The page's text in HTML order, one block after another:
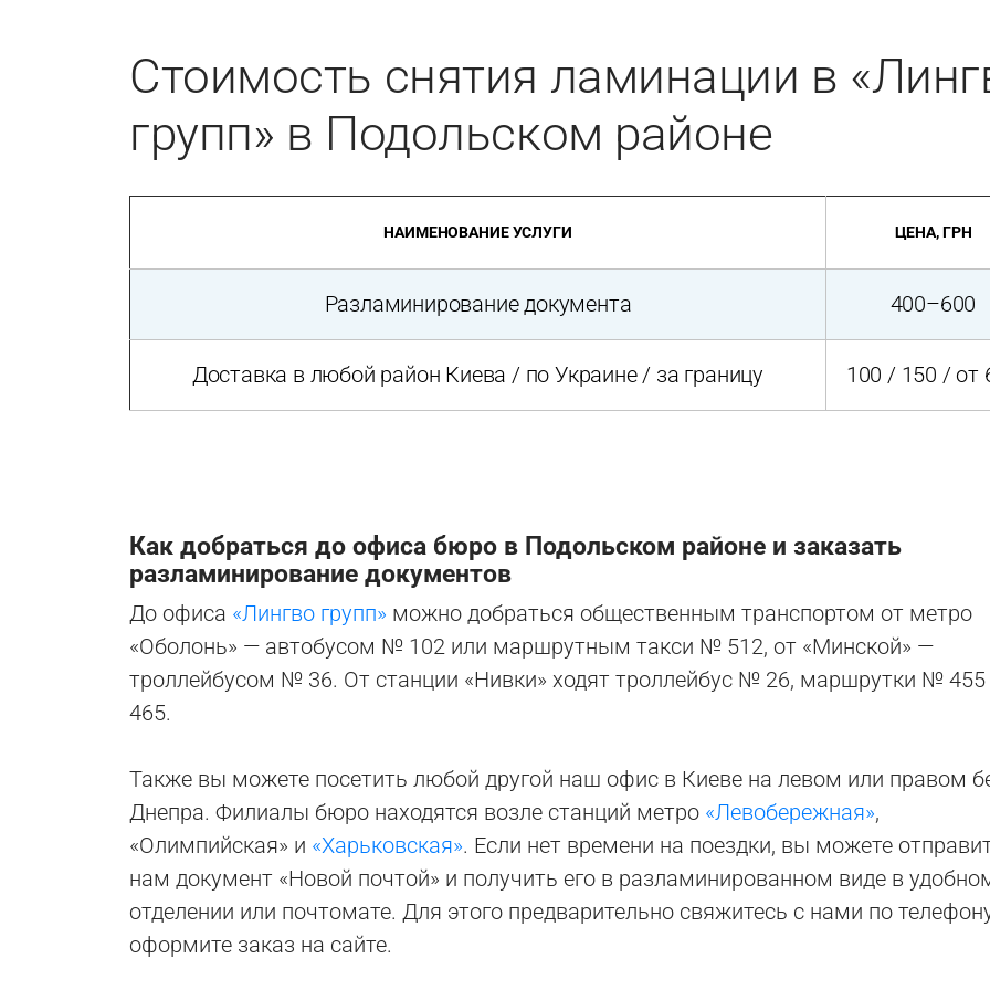
Стоимость снятия ламинации в
групп» в Подольском районе
НАИМЕНОВАНИЕ УСЛУГИ ЦЕНА, ГРН
Разламинирование документа 400–600
Доставка в любой район Киева / по Украине / за границу 100 / 150 / от
Как добраться до офиса бюро в Подольском районе и заказать
разламинирование документов
До офиса «Лингво групп» можно добраться общественным транспортом от метро
«Оболонь» — автобусом № 102 или маршрутным такси № 512, от «Минской» —
троллейбусом № 36. От станции «Нивки» ходят троллейбус № 26, маршрутки № 455
465.
Также вы можете посетить любой другой наш офис в Киеве на левом или правом
Днепра. Филиалы бюро находятся возле станций метро «Левобережная»,
«Олимпийская» и «Харьковская». Если нет времени на поездки, вы можете
нам документ «Новой почтой» и получить его в разламинированном виде в
отделении или почтомате. Для этого предварительно свяжитесь с нами по
оформите заказ на сайте.